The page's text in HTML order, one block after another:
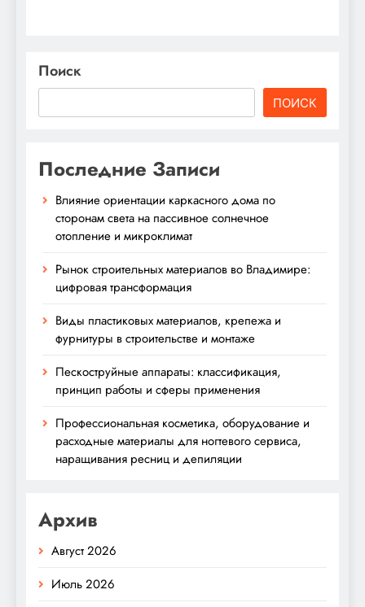
Поиск
ПОИСК
Последние Записи
Влияние ориентации каркасного дома по
сторонам света на пассивное солнечное
отопление и микроклимат
Рынок строительных материалов во Владимире:
цифровая трансформация
Виды пластиковых материалов, крепежа и
фурнитуры в строительстве и монтаже
Пескоструйные аппараты: классификация,
принцип работы и сферы применения
Профессиональная косметика, оборудование и
расходные материалы для ногтевого сервиса,
наращивания ресниц и депиляции
Архив
Август 2026
Июль 2026